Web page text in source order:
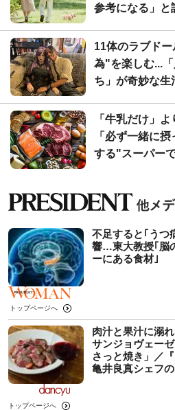
参考になる」と
11体のラブド
為"を楽しむ...
ち」が奇妙な生
「牛乳だけ」
「必ず一緒に
する"スーパー
不足すると｢うつ
響…東大教授｢脳
ーにある食材｣
トップページへ
肉汁と果汁に溺
サンジョヴェー
さっと焼き」／
亀井良真シェフ
トップページへ